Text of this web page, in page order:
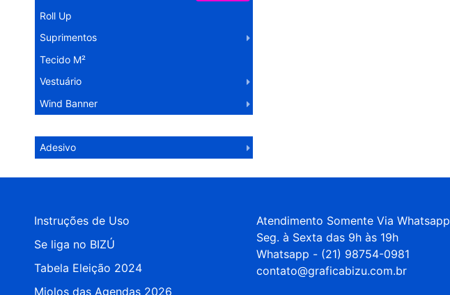
Roll Up
Suprimentos
Tecido M²
Vestuário
Wind Banner
Adesivo
Instruções de Uso
Se liga no BIZÚ
Tabela Eleição 2024
Miolos das Agendas 2026
Atendimento Somente Via Whatsapp
Seg. à Sexta das 9h às 19h
Whatsapp - (21) 98754-0981
contato@graficabizu.com.br